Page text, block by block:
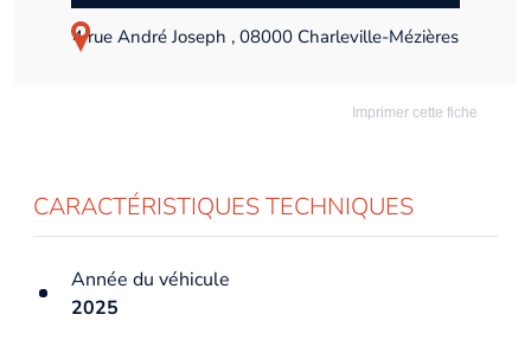
4 rue André Joseph , 08000 Charleville-Mézières
Imprimer cette fiche
CARACTÉRISTIQUES TECHNIQUES
Année du véhicule
2025